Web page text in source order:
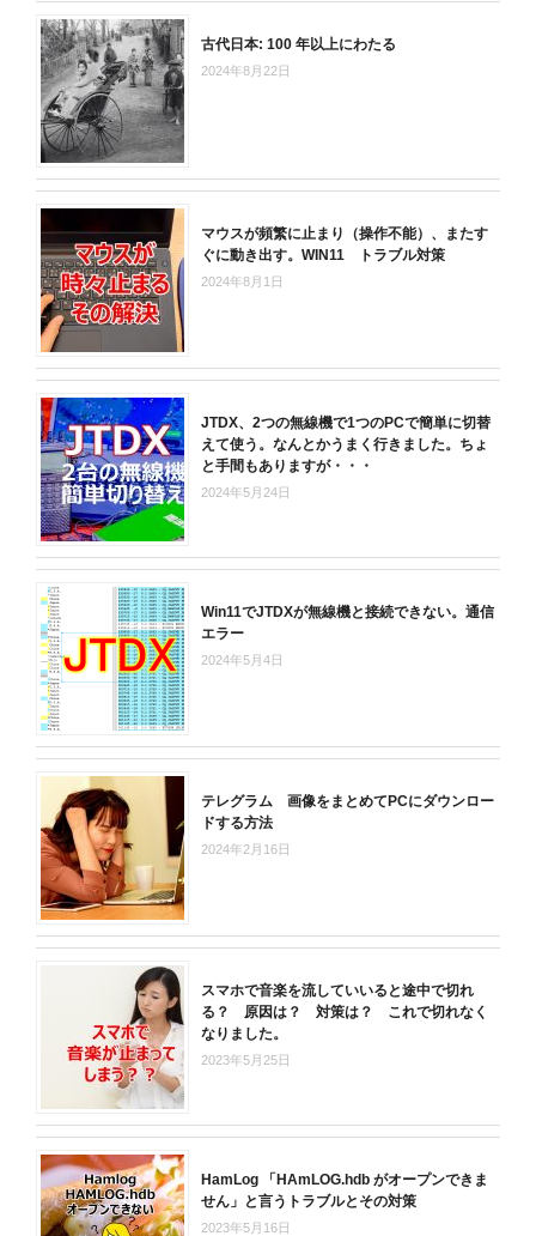
古代日本: 100 年以上にわたる
2024年8月22日
マウスが頻繁に止まり（操作不能）、またす
ぐに動き出す。WIN11 トラブル対策
2024年8月1日
JTDX、2つの無線機で1つのPCで簡単に切替
えて使う。なんとかうまく行きました。ちょ
と手間もありますが・・・
2024年5月24日
Win11でJTDXが無線機と接続できない。通信
エラー
2024年5月4日
テレグラム 画像をまとめてPCにダウンロー
ドする方法
2024年2月16日
スマホで音楽を流していいると途中で切れ
る？ 原因は？ 対策は？ これで切れなく
なりました。
2023年5月25日
HamLog 「HAmLOG.hdb がオープンできま
せん」と言うトラブルとその対策
2023年5月16日